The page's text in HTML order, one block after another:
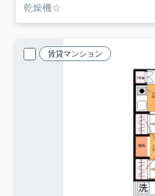
乾燥機☆
賃貸マンション